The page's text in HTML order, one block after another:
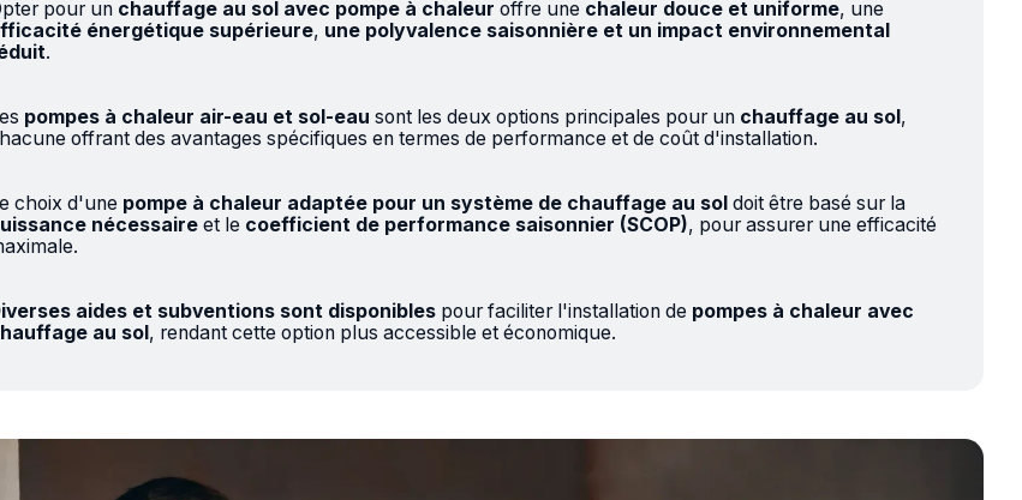
pour un chauffage au sol avec pompe à chaleur offre une chaleur douce et uniforme, une
énergétique supérieure, une polyvalence saisonnière et un impact environnemental
.
pompes à chaleur air-eau et sol-eau sont les deux options principales pour un chauffage au sol,
offrant des avantages spécifiques en termes de performance et de coût d'installation.
choix d'une pompe à chaleur adaptée pour un système de chauffage au sol doit être basé sur la
nécessaireet le coefficient de performance saisonnier (SCOP), pour assurer une efficacité
aides et subventions sont disponiblespour faciliter l'installation de pompes à chaleur avec
au sol, rendant cette option plus accessible et économique.